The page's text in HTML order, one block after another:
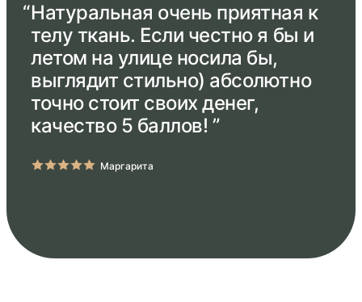
“Натуральная очень приятная к
телу ткань. Если честно я бы и
летом на улице носила бы,
выглядит стильно) абсолютно
точно стоит своих денег,
качество 5 баллов! ”
Маргарита